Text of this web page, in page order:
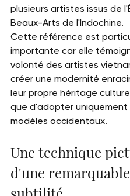
plusieurs artistes issus de
Beaux-Arts de l'Indochine.
Cette référence est
importante car elle
volonté des artistes
créer une modernité
leur propre héritage
que d'adopter uniquement
modèles occidentaux.
Une technique
d'une remarquable